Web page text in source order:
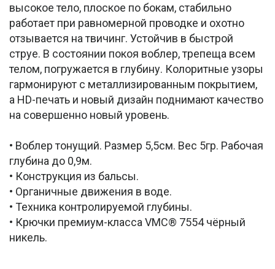
высокое тело, плоское по бокам, стабильно
работает при равномерной проводке и охотно
отзывается на твичинг. Устойчив в быстрой
струе. В состоянии покоя воблер, трепеща всем
телом, погружается в глубину. Колоритные узоры
гармонируют с металлизированным покрытием,
а HD-печать и новый дизайн поднимают качество
на совершенно новый уровень.
• Воблер тонущий. Размер 5,5см. Вес 5гр. Рабочая
глубина до 0,9м.
• Конструкция из бальсы.
• Органичные движения в воде.
• Техника контролируемой глубины.
• Крючки премиум-класса VMC® 7554 чёрный
никель.